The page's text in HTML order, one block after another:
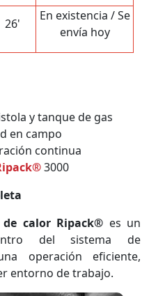
26'
En existencia / Se
envía hoy
y tanque de gas
en campo
continua
3000
calor Ripack® es un
del sistema de
operación eficiente,
entorno de trabajo.